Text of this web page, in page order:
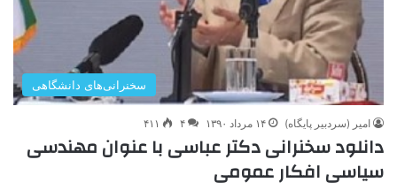
سخنرانی‌های دانشگاهی
امیر (سردبیر پایگاه) ۱۴ مرداد ۱۳۹۰ ۴ ۴۱۱
دانلود سخنرانی دکتر عباسی با عنوان مهندسی
سیاسی افکار عمومی